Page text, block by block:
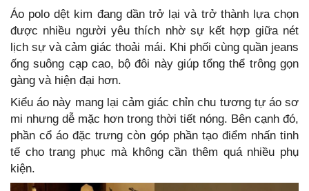
Áo polo dệt kim đang dần trở lại và trở thành lựa chọn
được nhiều người yêu thích nhờ sự kết hợp giữa nét
lịch sự và cảm giác thoải mái. Khi phối cùng quần jeans
ống suông cạp cao, bộ đôi này giúp tổng thể trông gọn
gàng và hiện đại hơn.
Kiểu áo này mang lại cảm giác chỉn chu tương tự áo sơ
mi nhưng dễ mặc hơn trong thời tiết nóng. Bên cạnh đó,
phần cổ áo đặc trưng còn góp phần tạo điểm nhấn tinh
tế cho trang phục mà không cần thêm quá nhiều phụ
kiện.